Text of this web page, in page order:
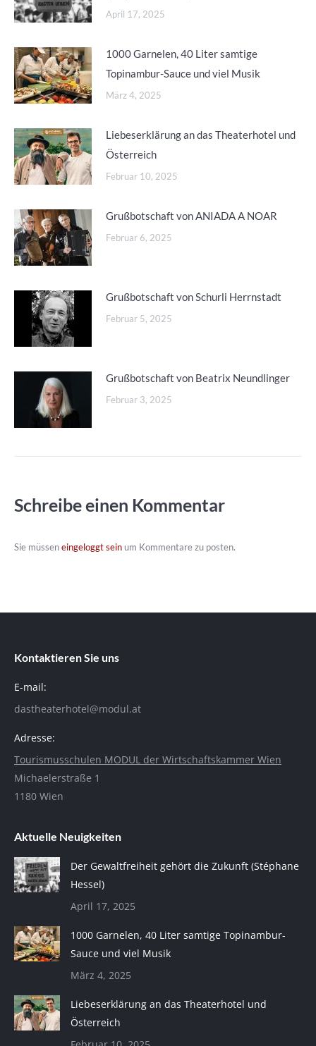
April 17, 2025
1000 Garnelen, 40 Liter samtige
Topinambur-Sauce und viel Musik
März 4, 2025
Liebeserklärung an das Theaterhotel und
Österreich
Februar 10, 2025
Grußbotschaft von ANIADA A NOAR
Februar 6, 2025
Grußbotschaft von Schurli Herrnstadt
Februar 5, 2025
Grußbotschaft von Beatrix Neundlinger
Februar 3, 2025
Schreibe einen Kommentar
Sie müsseneingeloggt seinum Kommentare zu posten.
Kontaktieren Sie uns
E-mail:
dastheaterhotel@modul.at
Adresse:
Tourismusschulen MODUL der Wirtschaftskammer Wien
Michaelerstraße 1
1180 Wien
Aktuelle Neuigkeiten
Der Gewaltfreiheit gehört die Zukunft (Stéphane
Hessel)
April 17, 2025
1000 Garnelen, 40 Liter samtige Topinambur-
Sauce und viel Musik
März 4, 2025
Liebeserklärung an das Theaterhotel und
Österreich